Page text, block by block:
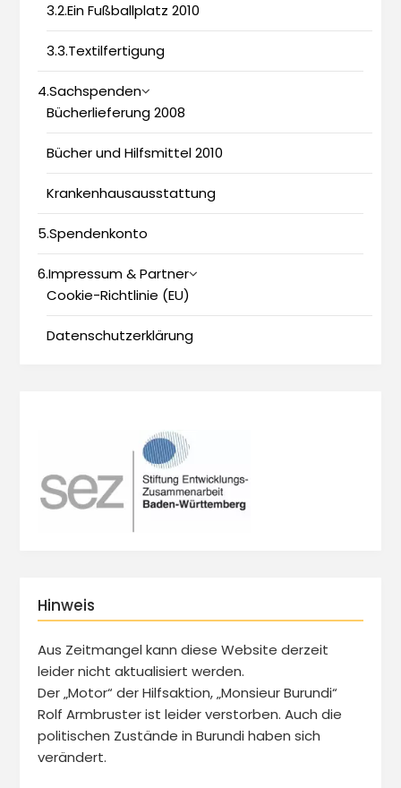
3.2.Ein Fußballplatz 2010
3.3.Textilfertigung
4.Sachspenden
Bücherlieferung 2008
Bücher und Hilfsmittel 2010
Krankenhausausstattung
5.Spendenkonto
6.Impressum & Partner
Cookie-Richtlinie (EU)
Datenschutzerklärung
Hinweis
Aus Zeitmangel kann diese Website derzeit
leider nicht aktualisiert werden.
Der „Motor“ der Hilfsaktion, „Monsieur Burundi“
Rolf Armbruster ist leider verstorben. Auch die
politischen Zustände in Burundi haben sich
verändert.